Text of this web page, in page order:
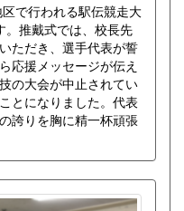
で行われる駅伝競走大
。推戴式では、校長先
ただき、選手代表が誓
応援メッセージが伝え
の大会が中止されてい
とになりました。代表
誇りを胸に精一杯頑張